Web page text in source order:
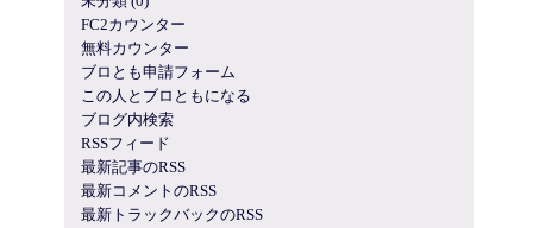
FC2カウンター
無料カウンター
ブロとも申請フォーム
この人とブロともになる
ブログ内検索
RSSフィード
最新記事のRSS
最新コメントのRSS
最新トラックバックのRSS